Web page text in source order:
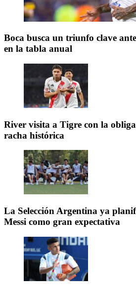
Boca busca un triunfo clave
en la tabla anual
River visita a Tigre con la
racha histórica
La Selección Argentina ya
Messi como gran expectativa